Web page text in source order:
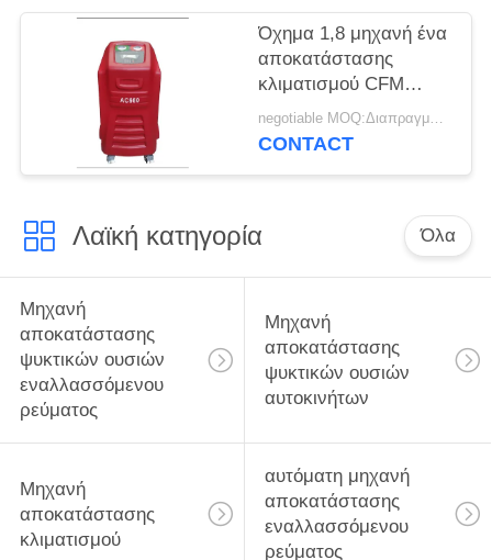
ξεπλύματος
Όχημα 1,8 μηχανή ένα
αποκατάστασης
κλιματισμού CFM
βασική λειτουργία
negotiable MOQ:Διαπραγματεύσιμος
CONTACT
Λαϊκή κατηγορία Όλα
Μηχανή
αποκατάστασης
ψυκτικών ουσιών
εναλλασσόμενου
ρεύματος
Μηχανή
αποκατάστασης
ψυκτικών ουσιών
αυτοκινήτων
Μηχανή
αποκατάστασης
κλιματισμού
αυτόματη μηχανή
αποκατάστασης
εναλλασσόμενου
ρεύματος